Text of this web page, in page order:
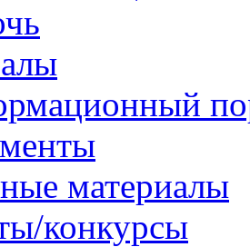
материалы
конкурсы